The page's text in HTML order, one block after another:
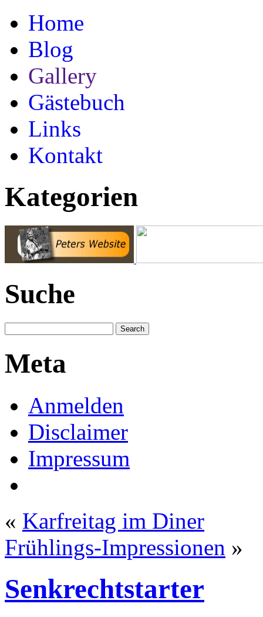
Home
Blog
Gallery
Gästebuch
Links
Kontakt
Kategorien
Suche
Meta
Anmelden
Disclaimer
Impressum
« Karfreitag im Diner
Frühlings-Impressionen »
Senkrechtstarter